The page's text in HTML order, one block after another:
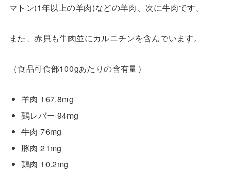
マトン(1年以上の羊肉)などの羊肉、次に牛肉です。
また、赤貝も牛肉並にカルニチンを含んでいます。
（食品可食部100gあたりの含有量）
羊肉 167.8mg
鶏レバー 94mg
牛肉 76mg
豚肉 21mg
鶏肉 10.2mg